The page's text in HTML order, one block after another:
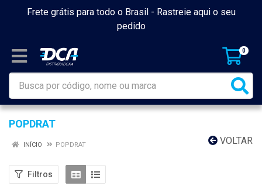
Frete grátis para todo o Brasil - Rastreie aqui o seu
pedido
0
POPDRAT
VOLTAR
INÍCIO POPDRAT
Filtros